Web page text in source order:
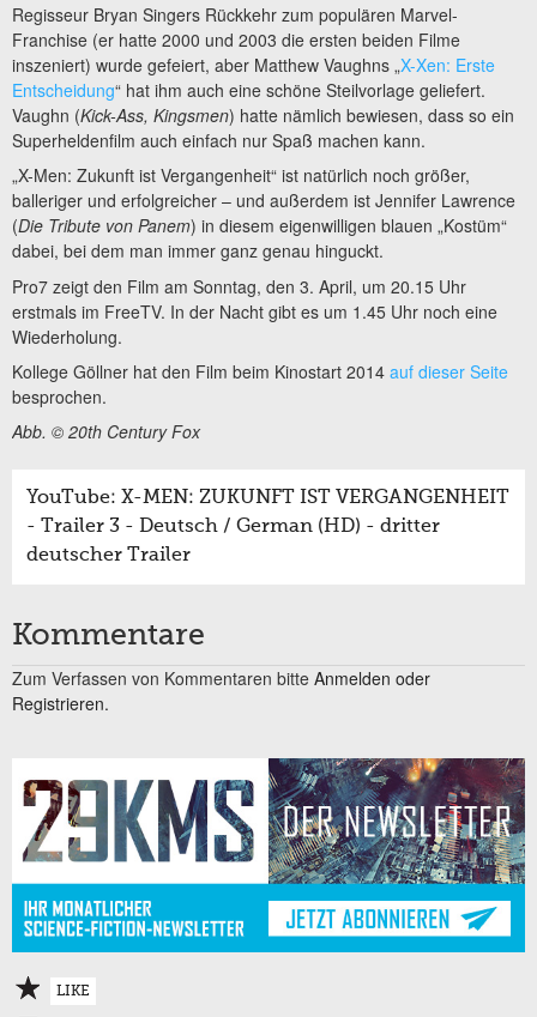
Regisseur Bryan Singers Rückkehr zum populären Marvel-
Franchise (er hatte 2000 und 2003 die ersten beiden Filme
inszeniert) wurde gefeiert, aber Matthew Vaughns „X-Xen: Erste
Entscheidung“ hat ihm auch eine schöne Steilvorlage geliefert.
Vaughn (Kick-Ass, Kingsmen) hatte nämlich bewiesen, dass so ein
Superheldenfilm auch einfach nur Spaß machen kann.
„X-Men: Zukunft ist Vergangenheit“ ist natürlich noch größer,
balleriger und erfolgreicher – und außerdem ist Jennifer Lawrence
(Die Tribute von Panem) in diesem eigenwilligen blauen „Kostüm“
dabei, bei dem man immer ganz genau hinguckt.
Pro7 zeigt den Film am Sonntag, den 3. April, um 20.15 Uhr
erstmals im FreeTV. In der Nacht gibt es um 1.45 Uhr noch eine
Wiederholung.
Kollege Göllner hat den Film beim Kinostart 2014 auf dieser Seite
besprochen.
Abb. © 20th Century Fox
YouTube: X-MEN: ZUKUNFT IST VERGANGENHEIT
- Trailer 3 - Deutsch / German (HD) - dritter
deutscher Trailer
Kommentare
Zum Verfassen von Kommentaren bitte Anmelden oder
Registrieren.
LIKE